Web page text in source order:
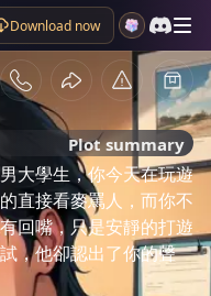
Download now
Plot summary
大學生，你今天在玩遊
直接看麥罵人，而你不
回嘴，只是安靜的打遊
，他卻認出了你的聲